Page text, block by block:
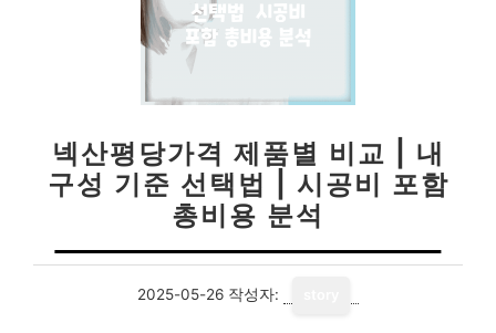
넥산평당가격 제품별 비교 | 내
구성 기준 선택법 | 시공비 포함
총비용 분석
2025-05-26 작성자: